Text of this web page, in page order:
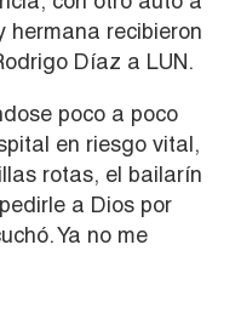
hermana recibieron
Díaz a LUN.
poco a poco
en riesgo vital,
rotas, el bailarín
a Dios por
Ya no me